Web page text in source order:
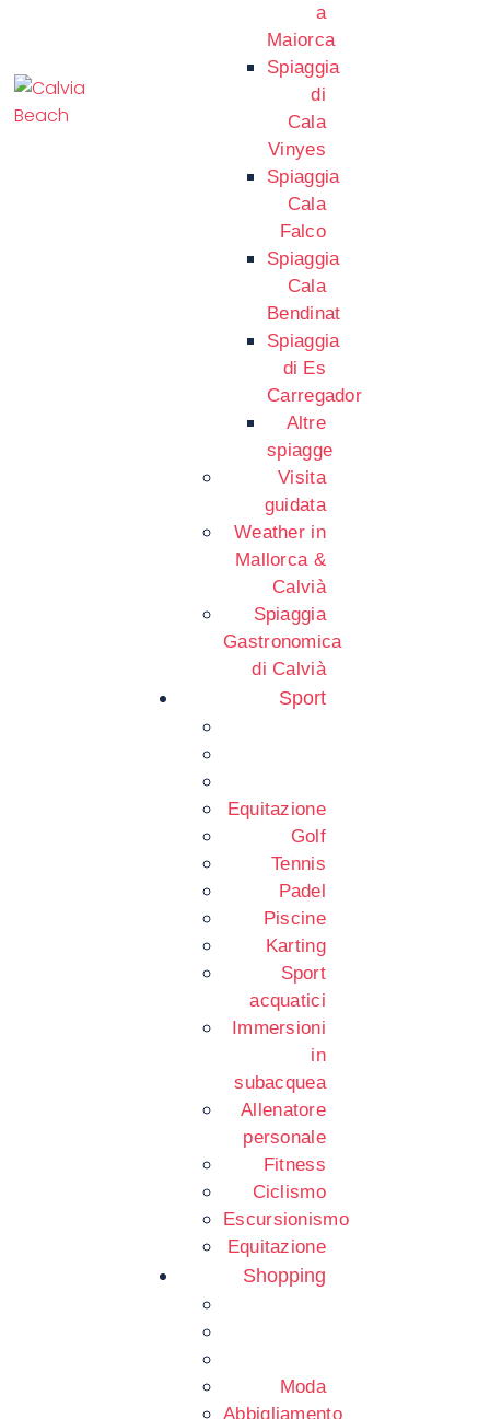
a
Maiorca
Spiaggia
di
Cala
Vinyes
Spiaggia
Cala
Falco
Spiaggia
Cala
Bendinat
Spiaggia
di Es
Carregador
Altre
spiagge
Visita
guidata
Weather in
Mallorca &
Calvià
Spiaggia
Gastronomica
di Calvià
Sport
Equitazione
Golf
Tennis
Padel
Piscine
Karting
Sport
acquatici
Immersioni
in
subacquea
Allenatore
personale
Fitness
Ciclismo
Escursionismo
Equitazione
Shopping
Moda
Abbigliamento